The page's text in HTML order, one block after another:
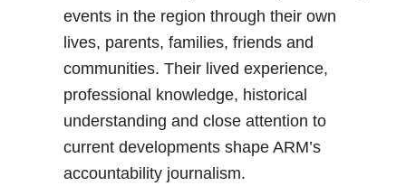
events in the region through their own
lives, parents, families, friends and
communities. Their lived experience,
professional knowledge, historical
understanding and close attention to
current developments shape ARM’s
accountability journalism.